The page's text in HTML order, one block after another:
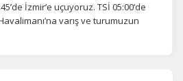
İzmir’e uçuyoruz. TSİ 05:00’de
varış ve turumuzun